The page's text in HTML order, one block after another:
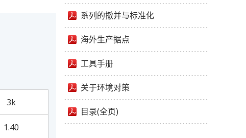
3k
1.40
系列的撤并与标准化
海外生产据点
工具手册
关于环境对策
目录(全页)